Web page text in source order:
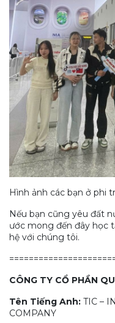
Hình ảnh các bạn ở phi
Nếu bạn cũng yêu đất
ước mong đến đây học
hệ với chúng tôi.
CÔNG TY CỔ PHẦN
Tên Tiếng Anh: TIC –
COMPANY